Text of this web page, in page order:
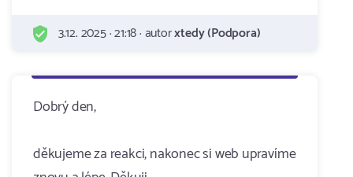
3.12. 2025 · 21:18 · autorxtedy (Podpora)
Dobrý den,
děkujeme za reakci, nakonec si web upravíme